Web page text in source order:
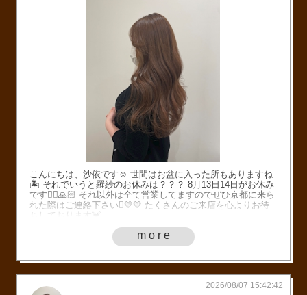
こんにちは、沙依です☺️ 世間はお盆に入った所もありますね
🏝️ それでいうと羅紗のお休みは？？？ 8月13日14日がお休み
です🙂‍↕️🙏🏻 それ以外は全て営業してますのでぜひ京都に来ら
れた際はご連絡下さい🫪💛💛 たくさんのご来店を心よりお待
ちしております💓
more
2026/08/07 15:42:42